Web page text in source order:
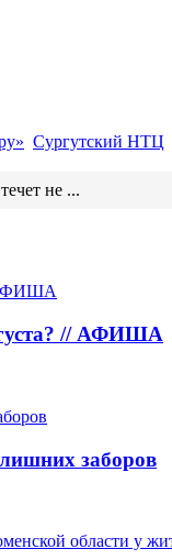
Сургутский НТЦ
не ...
// АФИША
заборов